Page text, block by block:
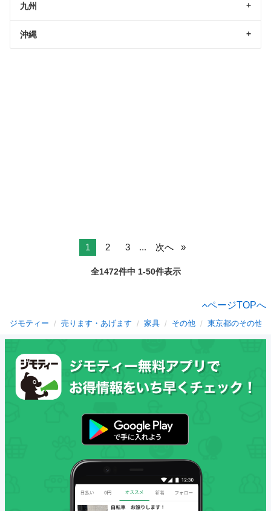
九州
沖縄
1 2 3 ... 次へ
全1472件中 1-50件表示
ページTOPへ
ジモティー 売ります・あげます 家具 その他 東京都のその他